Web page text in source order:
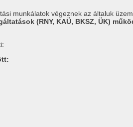
munkálatok végeznek az általuk
(RNY, KAÜ, BKSZ, ÜK)